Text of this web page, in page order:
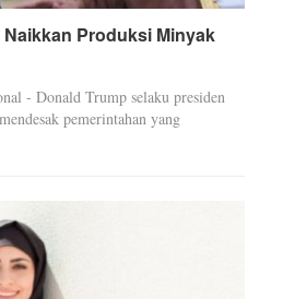
Produksi Minyak
- Donald Trump selaku presiden
pemerintahan yang